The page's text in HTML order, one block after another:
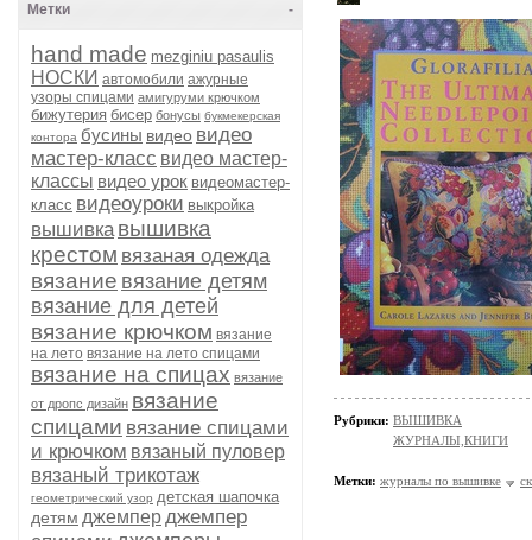
-
Метки
hand made mezginiu pasaulis
НОСКИ автомобили ажурные
узоры спицами амигуруми крючком
бижутерия бисер бонусы букмекерская
контора бусины видео видео
мастер-класс видео мастер-
классы видео урок видеомастер-
класс видеоуроки выкройка
вышивка вышивка
крестом вязаная одежда
вязание вязание детям
вязание для детей
вязание крючком вязание
на лето вязание на лето спицами
вязание на спицах вязание
от дропс дизайн вязание
спицами вязание спицами
и крючком вязаный пуловер
вязаный трикотаж
геометрический узор детская шапочка
детям джемперджемпер
Рубрики: ВЫШИВКА
ЖУРНАЛЫ,КНИГИ
Метки: журналы по вышивке